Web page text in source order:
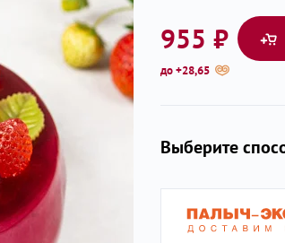
955 ₽
до +28,65
Выберите